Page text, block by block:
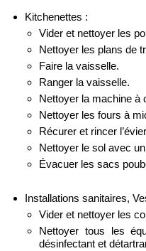
Kitchenettes :
Vider et nettoyer les
Nettoyer les plans de
Faire la vaisselle.
Ranger la vaisselle.
Nettoyer la machine à
Nettoyer les fours à
Récurer et rincer
Nettoyer le sol avec
Évacuer les sacs
Installations sanitaires,
Vider et nettoyer les
Nettoyer tous les
désinfectant et